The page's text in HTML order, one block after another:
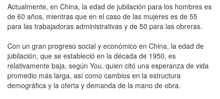
Actualmente, en China, la edad de jubilación para los hombres es
de 60 años, mientras que en el caso de las mujeres es de 55
para las trabajadoras administrativas y de 50 para las obreras.
Con un gran progreso social y económico en China, la edad de
jubilación, que se estableció en la década de 1950, es
relativamente baja, según You, quien citó una esperanza de vida
promedio más larga, así como cambios en la estructura
demográfica y la oferta y demanda de la mano de obra.